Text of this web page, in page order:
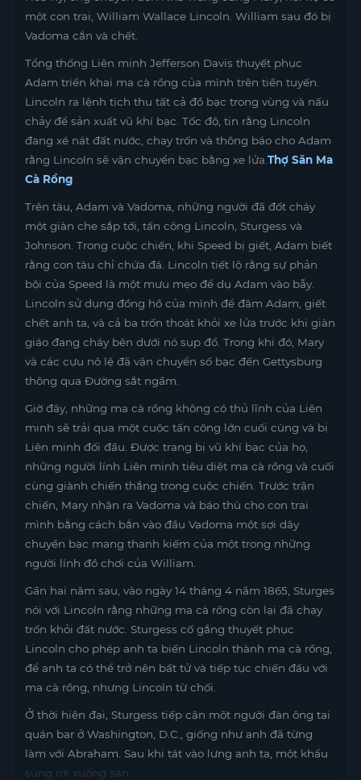
một con trai, William Wallace Lincoln. William sau đó bị
Vadoma cắn và chết.
Tổng thống Liên minh Jefferson Davis thuyết phục
Adam triển khai ma cà rồng của mình trên tiền tuyến.
Lincoln ra lệnh tịch thu tất cả đồ bạc trong vùng và nấu
chảy để sản xuất vũ khí bạc. Tốc độ, tin rằng Lincoln
đang xé nát đất nước, chạy trốn và thông báo cho Adam
rằng Lincoln sẽ vận chuyển bạc bằng xe lửa. Thợ Săn Ma
Cà Rồng
Trên tàu, Adam và Vadoma, những người đã đốt cháy
một giàn che sắp tới, tấn công Lincoln, Sturgess và
Johnson. Trong cuộc chiến, khi Speed ​​bị giết, Adam biết
rằng con tàu chỉ chứa đá. Lincoln tiết lộ rằng sự phản
bội của Speed ​​là một mưu mẹo để dụ Adam vào bẫy.
Lincoln sử dụng đồng hồ của mình để đâm Adam, giết
chết anh ta, và cả ba trốn thoát khỏi xe lửa trước khi giàn
giáo đang cháy bên dưới nó sụp đổ. Trong khi đó, Mary
và các cựu nô lệ đã vận chuyển số bạc đến Gettysburg
thông qua Đường sắt ngầm.
Giờ đây, những ma cà rồng không có thủ lĩnh của Liên
minh sẽ trải qua một cuộc tấn công lớn cuối cùng và bị
Liên minh đối đầu. Được trang bị vũ khí bạc của họ,
những người lính Liên minh tiêu diệt ma cà rồng và cuối
cùng giành chiến thắng trong cuộc chiến. Trước trận
chiến, Mary nhận ra Vadoma và báo thù cho con trai
mình bằng cách bắn vào đầu Vadoma một sợi dây
chuyền bạc mang thanh kiếm của một trong những
người lính đồ chơi của William.
Gần hai năm sau, vào ngày 14 tháng 4 năm 1865, Sturges
nói với Lincoln rằng những ma cà rồng còn lại đã chạy
trốn khỏi đất nước. Sturgess cố gắng thuyết phục
Lincoln cho phép anh ta biến Lincoln thành ma cà rồng,
để anh ta có thể trở nên bất tử và tiếp tục chiến đấu với
ma cà rồng, nhưng Lincoln từ chối.
Ở thời hiện đại, Sturgess tiếp cận một người đàn ông tại
quán bar ở Washington, D.C., giống như anh đã từng
làm với Abraham. Sau khi tát vào lưng anh ta, một khẩu
súng rơi xuống sàn.